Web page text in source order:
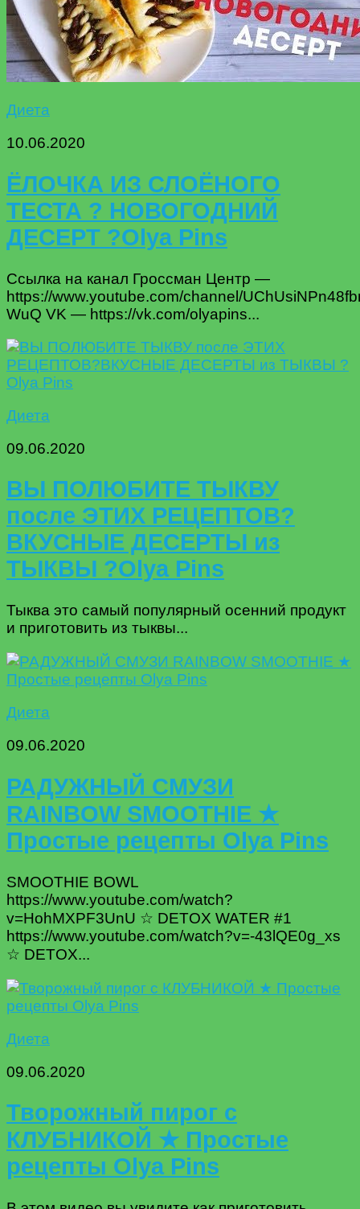
Диета
10.06.2020
ЁЛОЧКА ИЗ СЛОЁНОГО
ТЕСТА ? НОВОГОДНИЙ
ДЕСЕРТ ?Olya Pins
Ссылка на канал Гроссман Центр —
https://www.youtube.com/channel/
WuQ VK — https://vk.com/olyapins...
Диета
09.06.2020
ВЫ ПОЛЮБИТЕ ТЫКВУ
после ЭТИХ РЕЦЕПТОВ?
ВКУСНЫЕ ДЕСЕРТЫ из
ТЫКВЫ ?Olya Pins
Тыква это самый популярный осенний продукт
и приготовить из тыквы...
Диета
09.06.2020
РАДУЖНЫЙ СМУЗИ
RAINBOW SMOOTHIE ★
Простые рецепты Olya Pins
SMOOTHIE BOWL
https://www.youtube.com/watch?
v=HohMXPF3UnU ☆ DETOX WATER #1
https://www.youtube.com/watch?v=-43lQE0g_xs
☆ DETOX...
Диета
09.06.2020
Творожный пирог с
КЛУБНИКОЙ ★ Простые
рецепты Olya Pins